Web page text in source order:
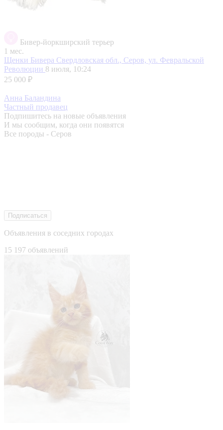
Бивер-йоркширский терьер
1 мес.
Щенки Бивера Свердловская обл., Серов, ул. Февральской
Революции 8 июля, 10:24
25 000 ₽
Анна Баландина
Частный продавец
Подпишитесь на новые объявления
И мы сообщим, когда они появятся
Все породы - Серов
Подписаться
Объявления в соседних городах
15 197 объявлений